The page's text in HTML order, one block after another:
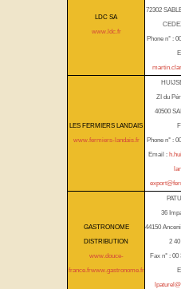
LDC SA
www.ldc.fr
72302
Phone n° :
LES FERMIERS LANDAIS
www.fermiers-landais.fr
ZI du
40500
Phone n° :
Email :
GASTRONOME
DISTRIBUTION
www.douce-
france.frwww.gastronome.fr
36
44150
2 40
Fax n° : 00